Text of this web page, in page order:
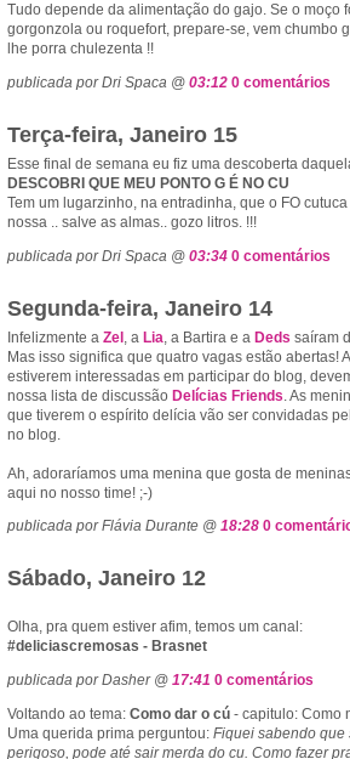
Tudo depende da alimentação do gajo. Se o moço
gorgonzola ou roquefort, prepare-se, vem chumbo
lhe porra chulezenta !!
publicada por Dri Spaca @ 03:12 0 comentários
Terça-feira, Janeiro 15
Esse final de semana eu fiz uma descoberta
DESCOBRI QUE MEU PONTO G É NO CU
Tem um lugarzinho, na entradinha, que o FO
nossa .. salve as almas.. gozo litros. !!!
publicada por Dri Spaca @ 03:34 0 comentários
Segunda-feira, Janeiro 14
Infelizmente a Zel , a Lia , a Bartira e a Deds saíram
Mas isso significa que quatro vagas estão abertas!
estiverem interessadas em participar do blog,
nossa lista de discussão Delícias Friends . As
que tiverem o espírito delícia vão ser convidadas
no blog.
Ah, adoraríamos uma menina que gosta de
aqui no nosso time! ;-)
publicada por Flávia Durante @ 18:28 0
Sábado, Janeiro 12
Olha, pra quem estiver afim, temos um canal:
#deliciascremosas - Brasnet
publicada por Dasher @ 17:41 0 comentários
Voltando ao tema: Como dar o cú - capitulo: Como
Uma querida prima perguntou: Fiquei sabendo que
perigoso, pode até sair merda do cu. Como fazer